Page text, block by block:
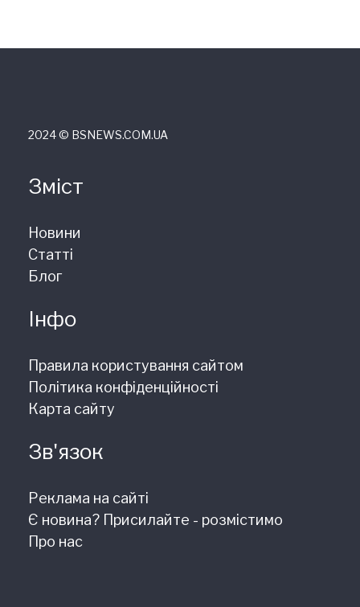
2024 © ВSNEWS.COM.UA
Зміст
Новини
Статті
Блог
Інфо
Правила користування сайтом
Політика конфіденційності
Карта сайту
Зв'язок
Реклама на сайті
Є новина? Присилайте - розмістимо
Про нас